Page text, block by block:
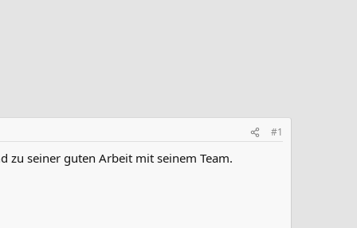
#1
zu seiner guten Arbeit mit seinem Team.